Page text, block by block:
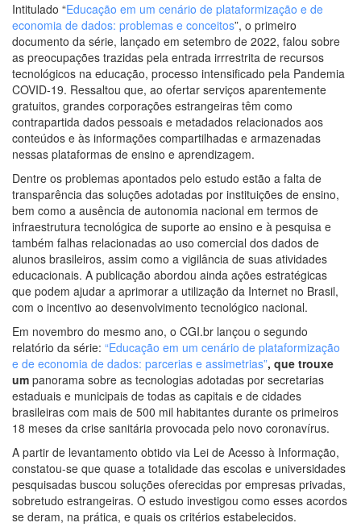
Intitulado “Educação em um cenário de plataformização e de
economia de dados: problemas e conceitos”, o primeiro
documento da série, lançado em setembro de 2022, falou sobre
as preocupações trazidas pela entrada irrrestrita de recursos
tecnológicos na educação, processo intensificado pela Pandemia
COVID-19. Ressaltou que, ao ofertar serviços aparentemente
gratuitos, grandes corporações estrangeiras têm como
contrapartida dados pessoais e metadados relacionados aos
conteúdos e às informações compartilhadas e armazenadas
nessas plataformas de ensino e aprendizagem.
Dentre os problemas apontados pelo estudo estão a falta de
transparência das soluções adotadas por instituições de ensino,
bem como a ausência de autonomia nacional em termos de
infraestrutura tecnológica de suporte ao ensino e à pesquisa e
também falhas relacionadas ao uso comercial dos dados de
alunos brasileiros, assim como a vigilância de suas atividades
educacionais. A publicação abordou ainda ações estratégicas
que podem ajudar a aprimorar a utilização da Internet no Brasil,
com o incentivo ao desenvolvimento tecnológico nacional.
Em novembro do mesmo ano, o CGI.br lançou o segundo
relatório da série: “Educação em um cenário de plataformização
e de economia de dados: parcerias e assimetrias”, que trouxe
um panorama sobre as tecnologias adotadas por secretarias
estaduais e municipais de todas as capitais e de cidades
brasileiras com mais de 500 mil habitantes durante os primeiros
18 meses da crise sanitária provocada pelo novo coronavírus.
A partir de levantamento obtido via Lei de Acesso à Informação,
constatou-se que quase a totalidade das escolas e universidades
pesquisadas buscou soluções oferecidas por empresas privadas,
sobretudo estrangeiras. O estudo investigou como esses acordos
se deram, na prática, e quais os critérios estabelecidos.